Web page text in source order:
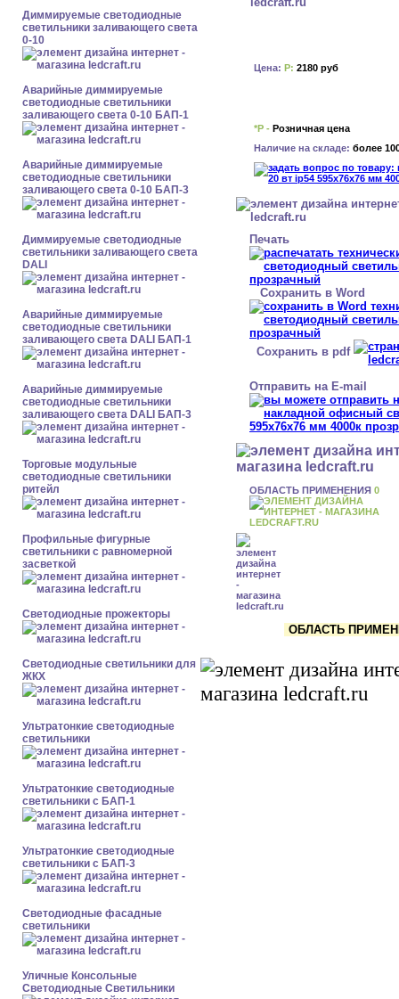
Диммируемые светодиодные
светильники заливающего света
0-10
Аварийные диммируемые
светодиодные светильники
заливающего света 0-10 БАП-1
Аварийные диммируемые
светодиодные светильники
заливающего света 0-10 БАП-3
Диммируемые светодиодные
светильники заливающего света
DALI
Аварийные диммируемые
светодиодные светильники
заливающего света DALI БАП-1
Аварийные диммируемые
светодиодные светильники
заливающего света DALI БАП-3
Торговые модульные
светодиодные светильники
ритейл
Профильные фигурные
светильники с равномерной
засветкой
Светодиодные прожекторы
Светодиодные светильники для
ЖКХ
Ультратонкие светодиодные
светильники
Ультратонкие светодиодные
светильники с БАП-1
Ультратонкие светодиодные
светильники с БАП-3
Светодиодные фасадные
светильники
Уличные Консольные
Светодиодные Светильники
Цена: Р: 2180 руб
*Р - Розничная цена
Наличие на складе: более
Печать
Сохранить в Word
Сохранить в pdf
Отправить на E-mail
ОБЛАСТЬ ПРИМЕНЕНИЯ 0
ОБЛАСТЬ